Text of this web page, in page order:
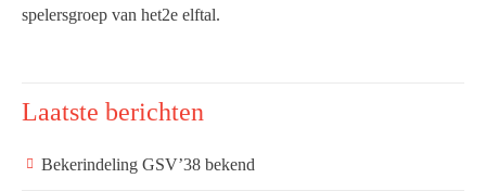
spelersgroep van het2e elftal.
Laatste berichten
Bekerindeling GSV’38 bekend